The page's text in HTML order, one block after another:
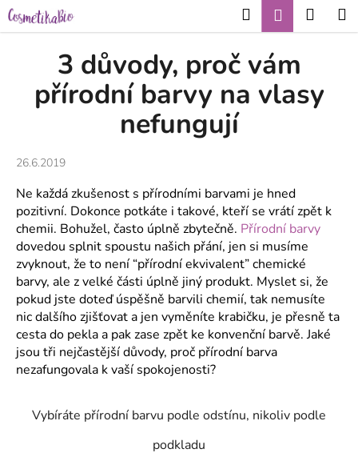
Přejít
na
obsah
HledatPřihlášení
3 důvody, proč vám
přírodní barvy na vlasy
nefungují
26.6.2019
Ne každá zkušenost s přírodními barvami je hned
pozitivní. Dokonce potkáte i takové, kteří se vrátí zpět k
chemii. Bohužel, často úplně zbytečně. Přírodní barvy
dovedou splnit spoustu našich přání, jen si musíme
zvyknout, že to není “přírodní ekvivalent” chemické
barvy, ale z velké části úplně jiný produkt. Myslet si, že
pokud jste doteď úspěšně barvili chemií, tak nemusíte
nic dalšího zjišťovat a jen vyměníte krabičku, je přesně ta
cesta do pekla a pak zase zpět ke konvenční barvě. Jaké
jsou tři nejčastější důvody, proč přírodní barva
nezafungovala k vaší spokojenosti?
Vybíráte přírodní barvu podle odstínu, nikoliv podle
podkladu
K
o
t
ř
e
b
u
j
e
t
e
n
a